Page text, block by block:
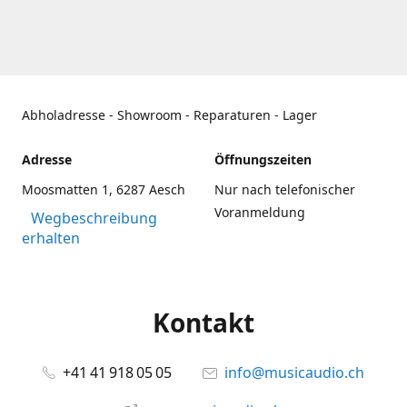
Abholadresse - Showroom - Reparaturen - Lager
Adresse
Moosmatten 1, 6287 Aesch
Wegbeschreibung
erhalten
Öffnungszeiten
Nur nach telefonischer
Voranmeldung
Kontakt
+41 41 918 05 05
info@musicaudio.ch